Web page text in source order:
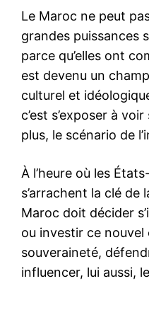
Insight
À propos
Le Maroc ne peut
grandes puissances
parce qu’elles ont
est devenu un
culturel et
c’est s’exposer à
plus, le scénario de
À l’heure où les
s’arrachent la clé de
Maroc doit décider
ou investir ce
souveraineté,
influencer, lui aussi,